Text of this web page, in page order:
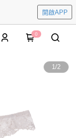
開啟APP
0
1/2